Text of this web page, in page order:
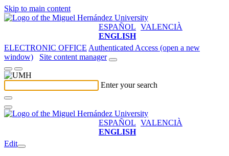
Skip to main content
ESPAÑOL VALENCIÀ
ENGLISH
ELECTRONIC OFFICE Authenticated Access (open a new
window)
Site content manager
Enter your search
ESPAÑOL VALENCIÀ
ENGLISH
Edit